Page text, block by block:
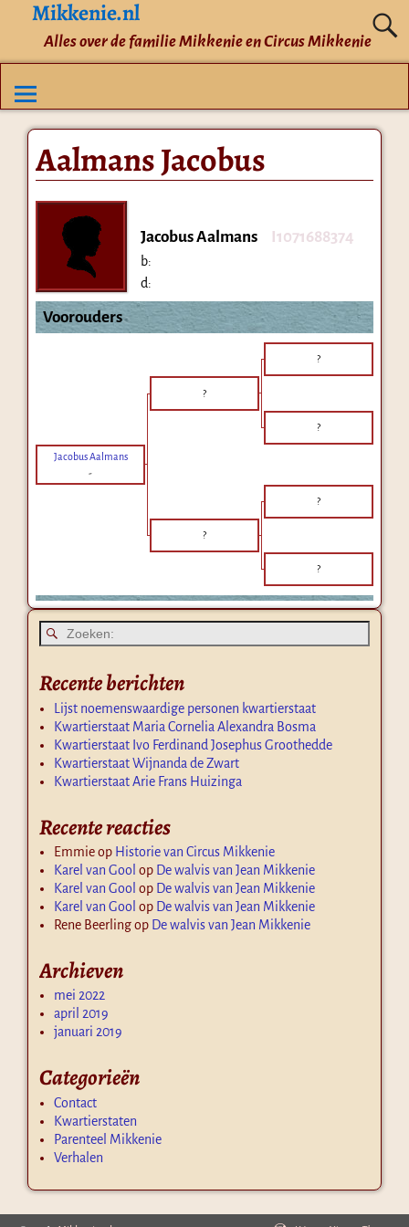
Mikkenie.nl
Alles over de familie Mikkenie en Circus Mikkenie
Aalmans Jacobus
Jacobus Aalmans I1071688374
b:
d:
Voorouders
?
?
?
Jacobus Aalmans
-
?
?
?
Recente berichten
Lijst noemenswaardige personen kwartierstaat
Kwartierstaat Maria Cornelia Alexandra Bosma
Kwartierstaat Ivo Ferdinand Josephus Groothedde
Kwartierstaat Wijnanda de Zwart
Kwartierstaat Arie Frans Huizinga
Recente reacties
Emmieop Historie van Circus Mikkenie
Karel van Gool op De walvis van Jean Mikkenie
Karel van Gool op De walvis van Jean Mikkenie
Karel van Gool op De walvis van Jean Mikkenie
Rene Beerlingop De walvis van Jean Mikkenie
Archieven
mei 2022
april 2019
januari 2019
Categorieën
Contact
Kwartierstaten
Parenteel Mikkenie
Verhalen